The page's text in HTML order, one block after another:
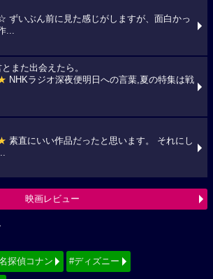
ずいぶん前に見た感じがしますが、面白かっ
...
また出会えたら。
NHKラジオ深夜便明日への言葉,夏の特集は戦
素直にいい作品だったと思います。 それにし
映画レビュー
探偵コナン #ディズニー